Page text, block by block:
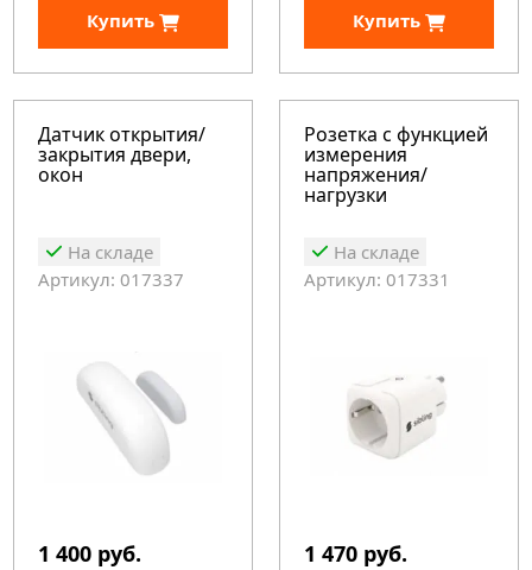
Купить Купить
Датчик открытия/
закрытия двери,
окон
На складе
Артикул: 017337
1 400 руб.
Розетка с функцией
измерения
напряжения/
нагрузки
На складе
Артикул: 017331
1 470 руб.